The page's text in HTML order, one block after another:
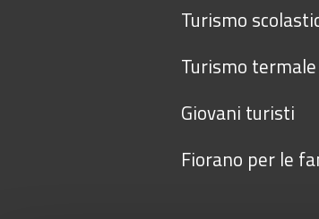
Turismo
Turismo termale
Giovani turisti
Fiorano per le